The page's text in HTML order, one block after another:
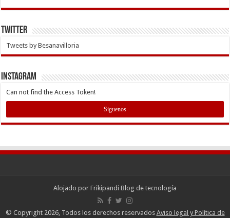
Twitter
Tweets by Besanavilloria
INSTAGRAM
Can not find the Access Token!
Siguenos
Alojado por Frikipandi Blog de tecnología
© Copyright 2026, Todos los derechos reservados Aviso legal y Política de